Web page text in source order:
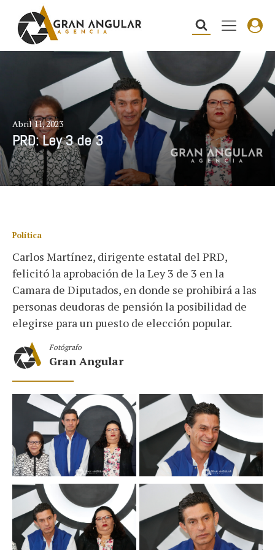
Abril 11, 2023
PRD: Ley 3 de 3
Política
Carlos Martínez, dirigente estatal del PRD,
felicitó la aprobación de la Ley 3 de 3 en la
Camara de Diputados, en donde se prohibirá a las
personas deudoras de pensión la posibilidad de
elegirse para un puesto de elección popular.
Fotógrafo
Gran Angular